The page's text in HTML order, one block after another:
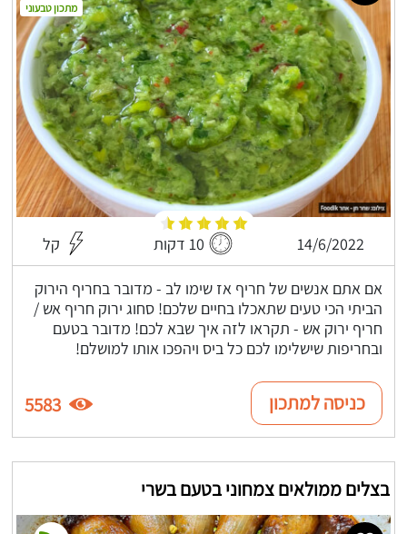
14/6/2022 10 דקות קל
אם אתם אנשים של חריף אז שימו לב - מדובר בחריף הירוק
הביתי הכי טעים שתאכלו בחיים שלכם! סחוג ירוק חריף אש /
חריף ירוק אש - תקראו לזה איך שבא לכם! מדובר בטעם
ובחריפות שישלימו לכם כל ביס ויהפכו אותו למושלם!
מתכון טבעוני
כניסה למתכון 5583
בצלים ממולאים צמחוני בטעם בשרי